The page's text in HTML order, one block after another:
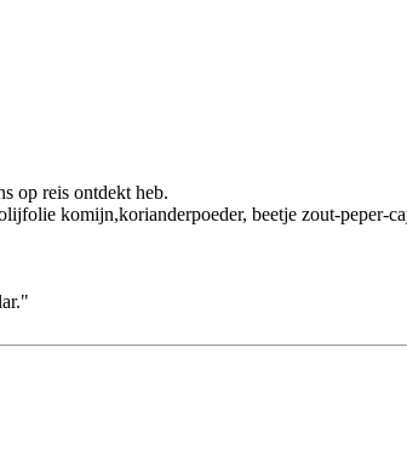
op reis ontdekt heb.
komijn,korianderpoeder, beetje zout-peper-